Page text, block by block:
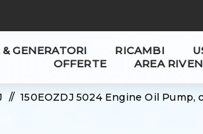
GENERATORI RICAMBI
OFFERTE
AREA
/ 150EOZDJ 5024 Engine Oil Pump,